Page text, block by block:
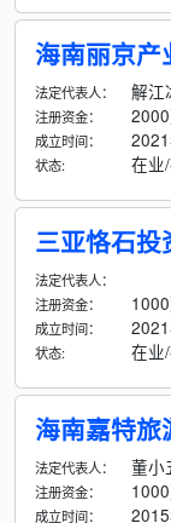
海南丽京产
法定代表人： 解江
注册资金：
成立时间：
状态: 在业
三亚恪石投
法定代表人：
注册资金：
成立时间：
状态: 在业
海南嘉特旅
法定代表人： 董小
注册资金：
成立时间：